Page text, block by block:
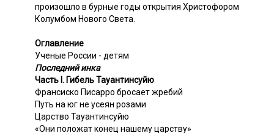
произошло в бурные годы открытия Христофором
Колумбом Нового Света.
Оглавление
Ученые России - детям
Последний инка
Часть I. Гибель Тауантинсуйю
Франсиско Писарро бросает жребий
Путь на юг не усеян розами
Царство Тауантинсуйю
«Они положат конец нашему царству»